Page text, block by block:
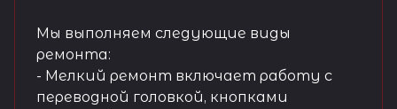
Мы выполняем следующие виды
ремонта:
- Мелкий ремонт включает работу с
переводной головкой, кнопками